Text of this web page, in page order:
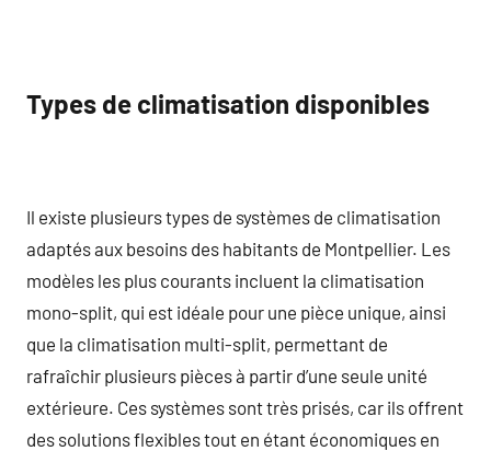
Types de climatisation disponibles
Il existe plusieurs types de systèmes de climatisation
adaptés aux besoins des habitants de Montpellier. Les
modèles les plus courants incluent la climatisation
mono-split, qui est idéale pour une pièce unique, ainsi
que la climatisation multi-split, permettant de
rafraîchir plusieurs pièces à partir d’une seule unité
extérieure. Ces systèmes sont très prisés, car ils offrent
des solutions flexibles tout en étant économiques en